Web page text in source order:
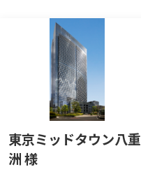
東京ミッドタウン八重
洲 様